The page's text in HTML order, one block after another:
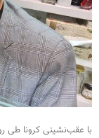
با عقب‌نشینی کرونا طی